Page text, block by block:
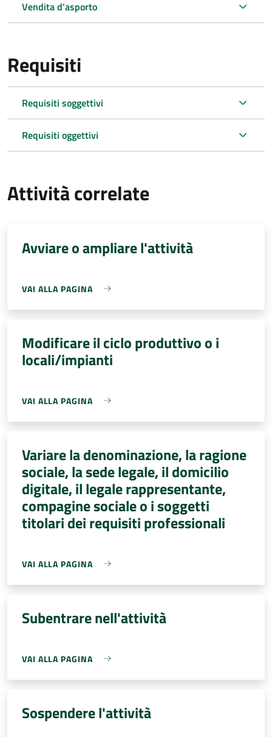
Vendita d'asporto
Requisiti
Requisiti soggettivi
Requisiti oggettivi
Attività correlate
Avviare o ampliare l'attività
VAI ALLA PAGINA
Modificare il ciclo produttivo o i
locali/impianti
VAI ALLA PAGINA
Variare la denominazione, la ragione
sociale, la sede legale, il domicilio
digitale, il legale rappresentante,
compagine sociale o i soggetti
titolari dei requisiti professionali
VAI ALLA PAGINA
Subentrare nell'attività
VAI ALLA PAGINA
Sospendere l'attività